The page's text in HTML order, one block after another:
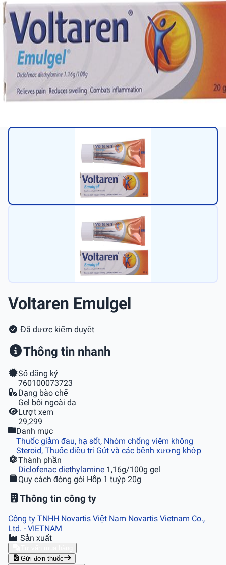
Voltaren Emulgel
Đã được kiểm duyệt
Thông tin nhanh
Số đăng ký
760100073723
Dạng bào chế
Gel bôi ngoài da
Lượt xem
29,299
Danh mục
Thuốc giảm đau, hạ sốt, Nhóm chống viêm không
Steroid, Thuốc điều trị Gút và các bệnh xương khớp
Thành phần
Diclofenac diethylamine 1,16g/100g gel
Quy cách đóng gói Hộp 1 tuýp 20g
Thông tin công ty
Công ty TNHH Novartis Việt Nam Novartis Vietnam Co.,
Ltd. - VIETNAM
Sản xuất
Gửi đơn thuốc